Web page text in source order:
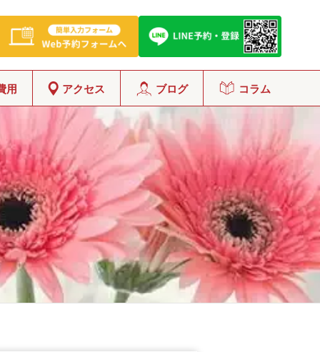
用 アクセス ブログ コラム